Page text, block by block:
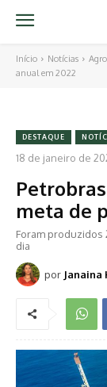
Início Notícias
anual em 2022
DESTAQUE
18 de janeiro de
meta de
Foram
dia
por Janaina